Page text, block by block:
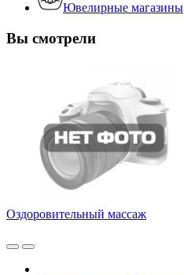
Ювелирные магазины
Вы смотрели
Оздоровительный массаж